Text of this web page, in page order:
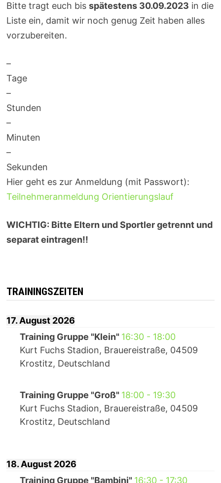
Bitte tragt euch bis spätestens 30.09.2023 in die
Liste ein, damit wir noch genug Zeit haben alles
vorzubereiten.
–
Tage
–
Stunden
–
Minuten
–
Sekunden
Hier geht es zur Anmeldung (mit Passwort):
Teilnehmeranmeldung Orientierungslauf
WICHTIG: Bitte Eltern und Sportler getrennt und
separat eintragen!!
TRAININGSZEITEN
17. August 2026
Training Gruppe "Klein" 16:30- 18:00
Kurt Fuchs Stadion, Brauereistraße, 04509
Krostitz, Deutschland
Training Gruppe "Groß" 18:00- 19:30
Kurt Fuchs Stadion, Brauereistraße, 04509
Krostitz, Deutschland
18. August 2026
Training Gruppe "Bambini" 16:30- 17:30